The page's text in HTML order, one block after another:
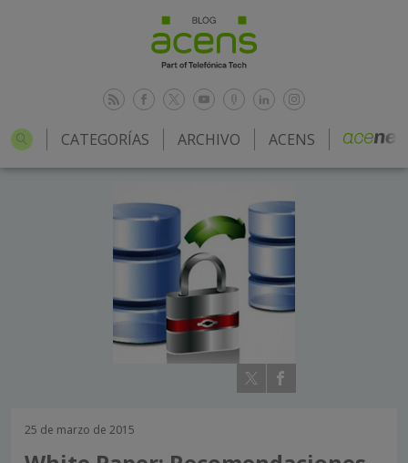
CATEGORÍAS ARCHIVO ACENS
25 de marzo de 2015